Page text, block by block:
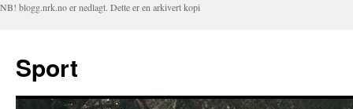
NB! blogg.nrk.no er nedlagt. Dette er en arkivert kopi
Sport